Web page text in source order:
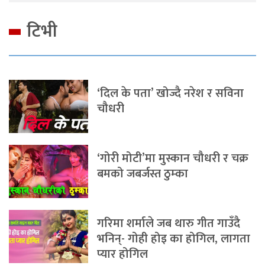
टिभी
‘दिल के पता’ खोज्दै नरेश र सविना
चौधरी
‘गोरी मोटी’मा मुस्कान चौधरी र चक्र
बमको जबर्जस्त ठुम्का
गरिमा शर्माले जब थारु गीत गाउँदै
भनिन्- गोही होइ का होगिल, लागता
प्यार होगिल